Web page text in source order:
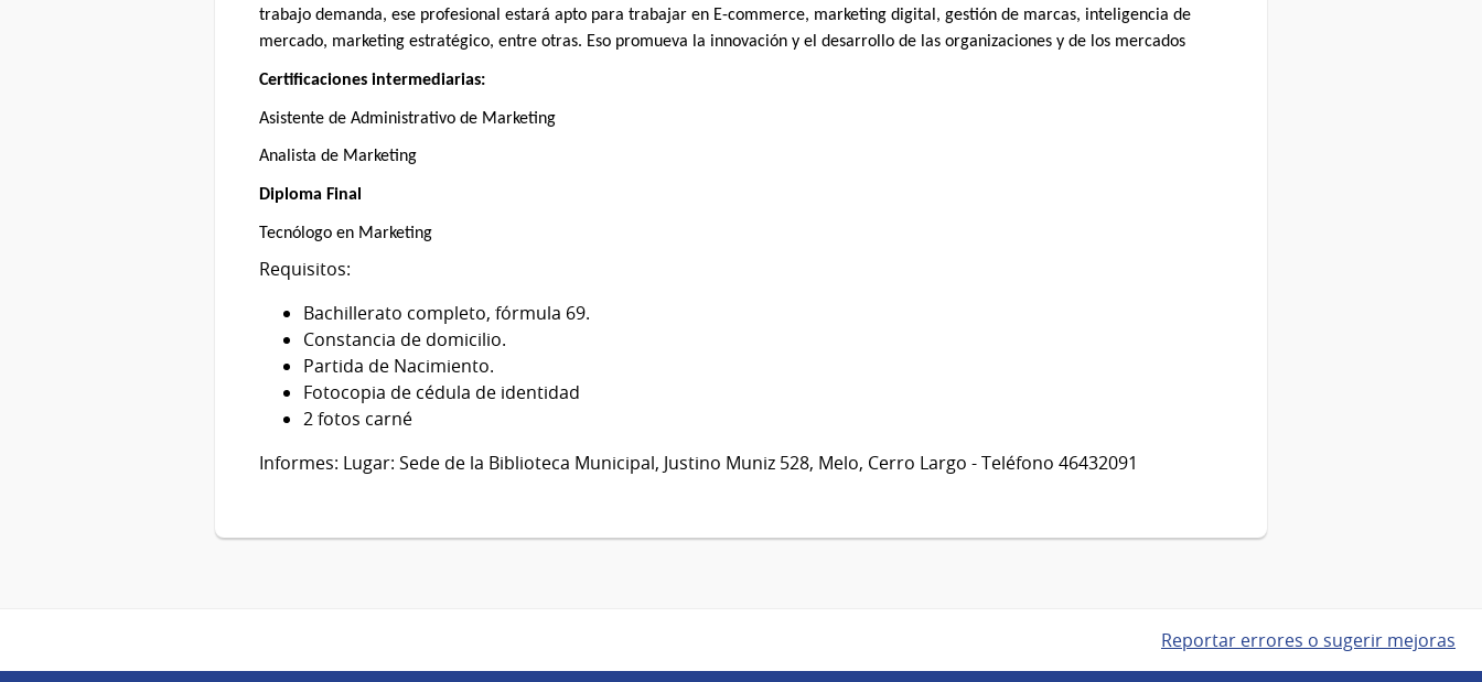
trabajo demanda, ese profesional estará apto para trabajar en E-commerce, marketing digital, gestión de marcas, inteligencia de
mercado, marketing estratégico, entre otras. Eso promueva la innovación y el desarrollo de las organizaciones y de los mercados
Certificaciones intermediarias:
Asistente de Administrativo de Marketing
Analista de Marketing
Diploma Final
Tecnólogo en Marketing
Requisitos:
Bachillerato completo, fórmula 69.
Constancia de domicilio.
Partida de Nacimiento.
Fotocopia de cédula de identidad
2 fotos carné
Informes: Lugar: Sede de la Biblioteca Municipal, Justino Muniz 528, Melo, Cerro Largo - Teléfono 46432091
Reportar errores o sugerir mejoras